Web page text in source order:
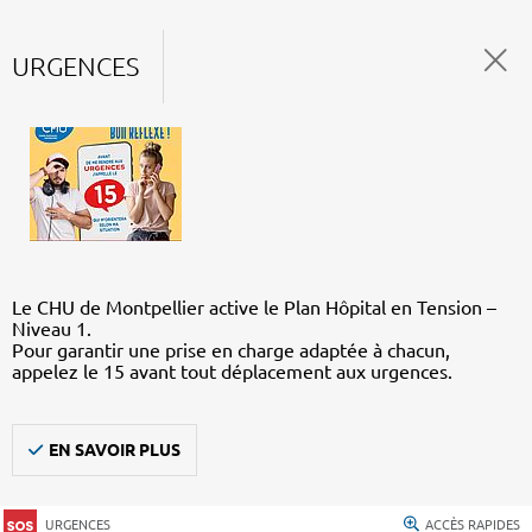
URGENCES
Le CHU de Montpellier active le Plan Hôpital en Tension –
Niveau 1.
Pour garantir une prise en charge adaptée à chacun,
appelez le 15 avant tout déplacement aux urgences.
EN SAVOIR PLUS
URGENCES ACCÈS RAPIDES